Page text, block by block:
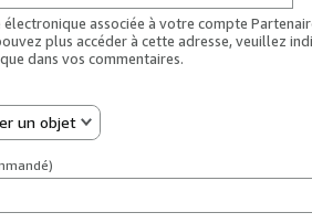
associée à votre compte
plus accéder à cette adresse, veuillez
dans vos commentaires.
un objet